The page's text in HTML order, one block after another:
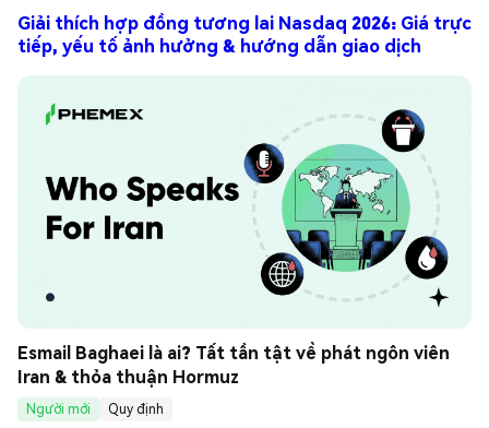
Giải thích hợp đồng tương lai Nasdaq 2026: Giá trực
tiếp, yếu tố ảnh hưởng & hướng dẫn giao dịch
Esmail Baghaei là ai? Tất tần tật về phát ngôn viên
Iran & thỏa thuận Hormuz
Người mới
Quy định